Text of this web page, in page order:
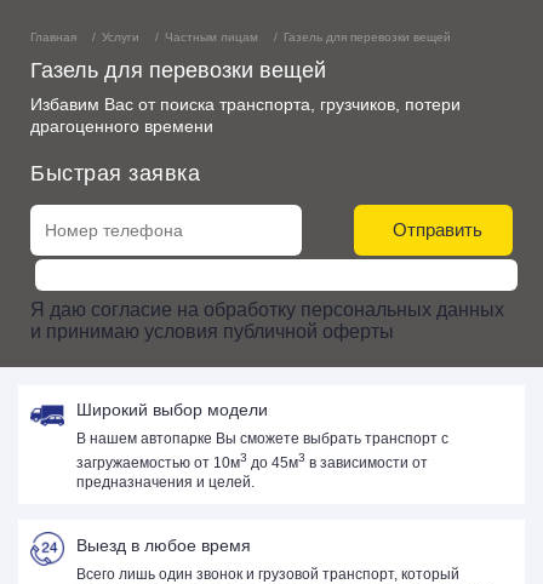
Главная Услуги Частным лицам Газель для перевозки вещей
Газель для перевозки вещей
Избавим Вас от поиска транспорта, грузчиков, потери
драгоценного времени
Быстрая заявка
Отправить
Я даю согласие на обработку персональных данных
и принимаю условия публичной оферты
Широкий выбор модели
В нашем автопарке Вы сможете выбрать транспорт с
загружаемостью от 10м3 до 45м3 в зависимости от
предназначения и целей.
Выезд в любое время
Всего лишь один звонок и грузовой транспорт, который